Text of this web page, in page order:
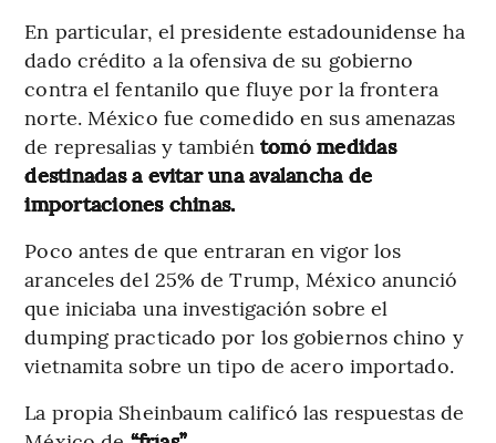
En particular, el presidente estadounidense ha
dado crédito a la ofensiva de su gobierno
contra el fentanilo que fluye por la frontera
norte. México fue comedido en sus amenazas
de represalias y también tomó medidas
destinadas a evitar una avalancha de
importaciones chinas.
Poco antes de que entraran en vigor los
aranceles del 25% de Trump, México anunció
que iniciaba una investigación sobre el
dumping practicado por los gobiernos chino y
vietnamita sobre un tipo de acero importado.
La propia Sheinbaum calificó las respuestas de